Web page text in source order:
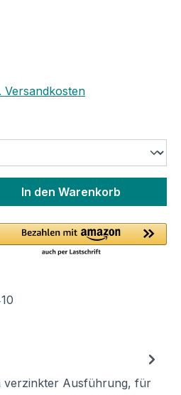
Versandkosten
Gib den
In den Warenkorb
verzinkter Ausführung, für